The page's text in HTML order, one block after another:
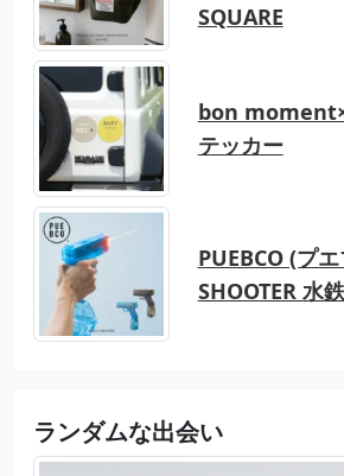
SQUARE
bon
テッカー
PUEBCO (プ
SHOOTER 水
ランダムな出会い